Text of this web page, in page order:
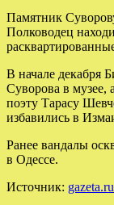
Памятник
Полководец
В начале декабря
Суворова в музее,
поэту Тарасу
избавились в
Ранее вандалы
в Одессе.
Источник: gazeta.ru